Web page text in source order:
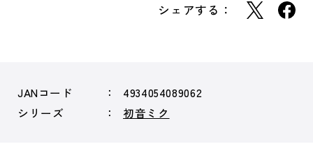
シェアする：
JANコード
4934054089062
シリーズ
初音ミク